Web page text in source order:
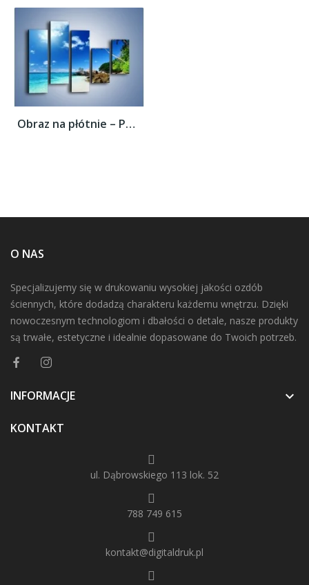
Obraz na płótnie – Palmą aż do obłoczka –...
O NAS
Specjalizujemy się w drukowaniu wysokiej jakości ozdób
ściennych, które dodadzą charakteru każdemu wnętrzu. Dzięki
nowoczesnym technologiom i dbałości o detale, nasze produkty
są trwałe, estetyczne i idealnie dopasowane do Twoich potrzeb.
INFORMACJE 
KONTAKT
ul. Dąbrowskiego 113 lok. 52
788 749 615
kontakt@digitaldruk.pl